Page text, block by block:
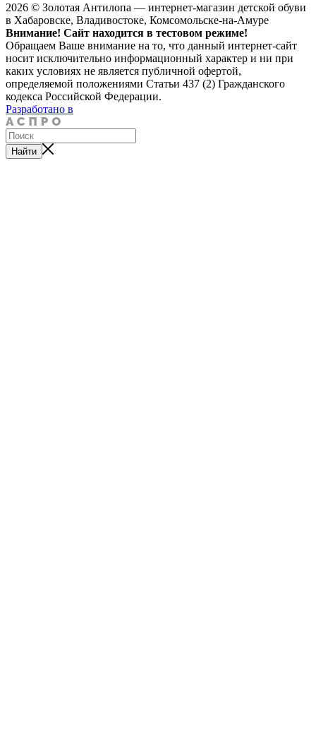
2026 © Золотая Антилопа — интернет-магазин детской обуви
в Хабаровске, Владивостоке, Комсомольске-на-Амуре
Внимание! Сайт находится в тестовом режиме!
Обращаем Ваше внимание на то, что данный интернет-сайт
носит исключительно информационный характер и ни при
каких условиях не является публичной офертой,
определяемой положениями Статьи 437 (2) Гражданского
кодекса Российской Федерации.
Разработано в
Найти